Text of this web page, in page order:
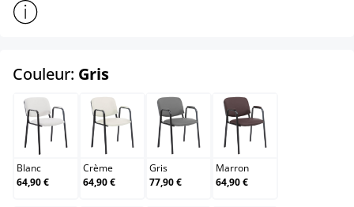
Afficher plus d'informations sur le produit
Couleur: Grisselect
Blanc
Blanc
64,90 €
Crème
Crème
64,90 €
Gris
Gris
77,90 €
Marron
Marron
64,90 €